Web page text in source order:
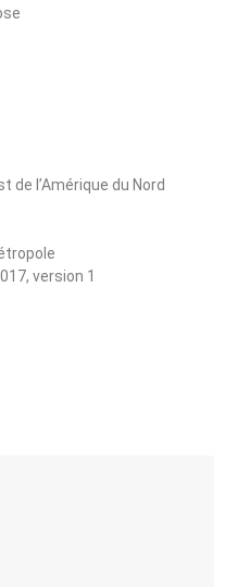
de l’Amérique du Nord
version 1